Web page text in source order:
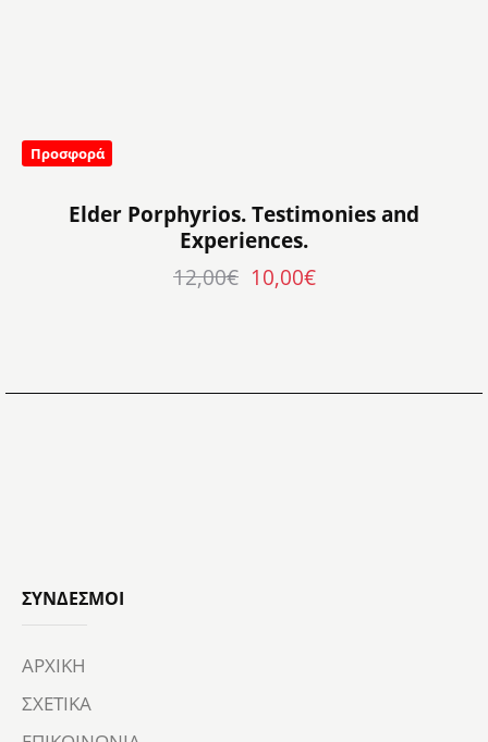
Προσφορά
Elder Porphyrios. Testimonies and
Experiences.
12,00€ 10,00€
ΣΎΝΔΕΣΜΟΙ
ΑΡΧΙΚΗ
ΣΧΕΤΙΚΑ